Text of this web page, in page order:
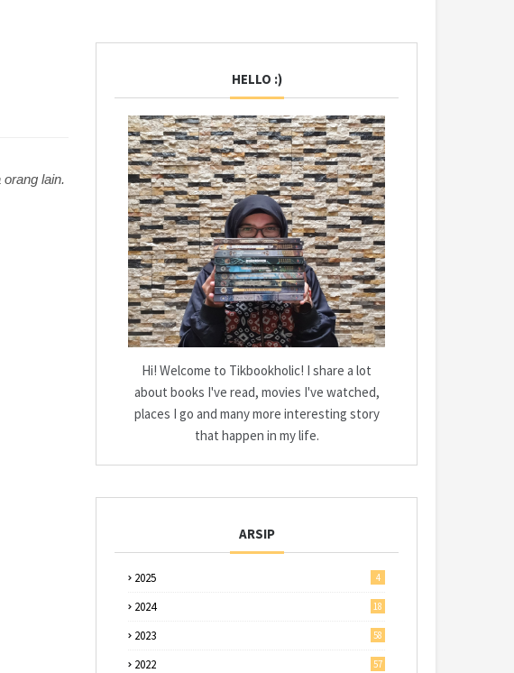
lain.
HELLO :)
Hi! Welcome to Tikbookholic! I share a lot
about books I've read, movies I've watched,
places I go and many more interesting story
that happen in my life.
ARSIP
2025 4
2024 18
2023 58
2022 57